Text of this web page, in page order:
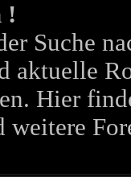
!
Suche
aktuelle
Hier
weitere